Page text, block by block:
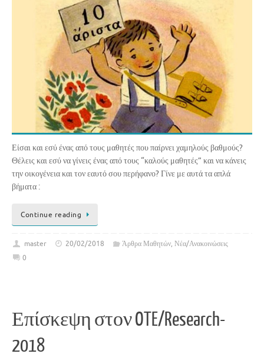
Είσαι και εσύ ένας από τους μαθητές που παίρνει χαμηλούς βαθμούς?
Θέλεις και εσύ να γίνεις ένας από τους “καλούς μαθητές” και να κάνεις
την οικογένεια και τον εαυτό σου περήφανο? Γίνε με αυτά τα απλά
βήματα :
Continue reading
master 20/02/2018 Άρθρα Μαθητών, Νέα/Ανακοινώσεις
0
Επίσκεψη στον OTE/Research-
2018